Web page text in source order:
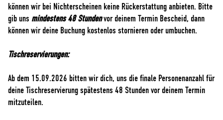
können wir bei Nichterscheinen keine Rückerstattung anbieten. Bitte
gib uns mindestens 48 Stundenvor deinem Termin Bescheid, dann
können wir deine Buchung kostenlos stornieren oder umbuchen.
Tischreservierungen:
Ab dem 15.09.2026 bitten wir dich, uns die finale Personenanzahl für
deine Tischreservierung spätestens 48 Stunden vor deinem Termin
mitzuteilen.